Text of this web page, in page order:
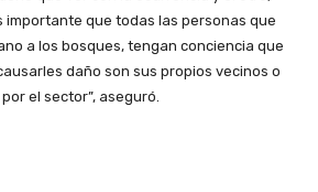
importante que todas las personas que
a los bosques, tengan conciencia que
daño son sus propios vecinos o
el sector”, aseguró.